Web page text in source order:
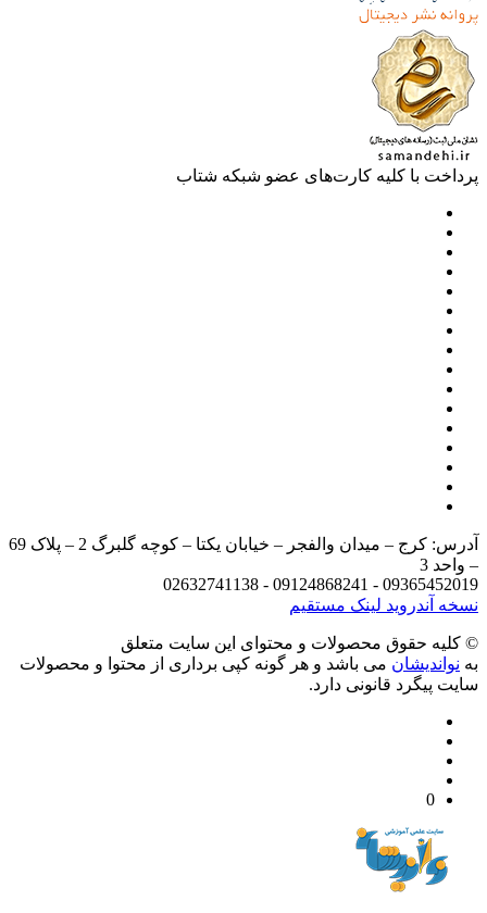
با کلیه کارت‌های عضو شبکه شتاب
آدرس: کرج – میدان والفجر – خیابان یکتا – کوچه گلبرگ 2 – پلاک 69
3
09365452019 - 09124868241 -
آندرویدلینک مستقیم
حقوق محصولات و محتوای اين سایت متعلق
می باشد و هر گونه کپی برداری از محتوا و محصولات
پیگرد قانونی دارد.